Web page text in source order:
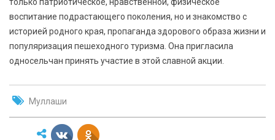
воспитание подрастающего поколения, но и знакомство с
историей родного края, пропаганда здорового образа жизни и
популяризация пешеходного туризма. Она пригласила
односельчан принять участие в этой славной акции.
Муллаши